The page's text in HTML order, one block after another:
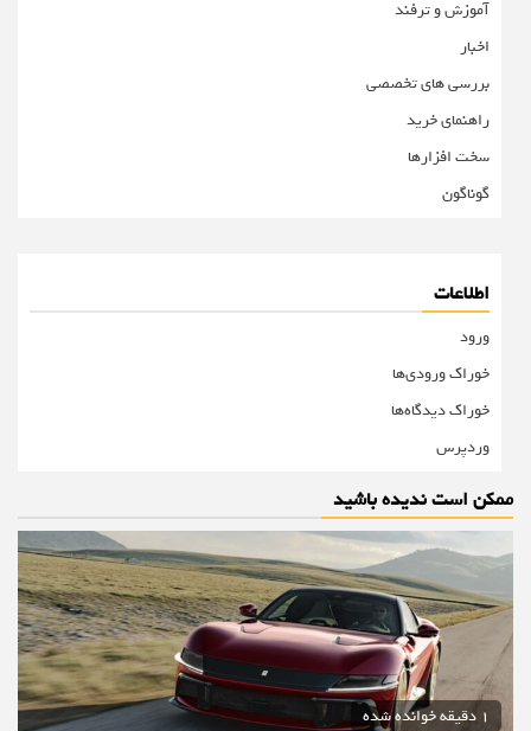
آموزش و ترفند
اخبار
بررسی های تخصصی
راهنمای خرید
سخت افزارها
گوناگون
اطلاعات
ورود
خوراک ورودی‌ها
خوراک دیدگاه‌ها
وردپرس
ممکن است ندیده باشید
1 دقیقه خوانده شده